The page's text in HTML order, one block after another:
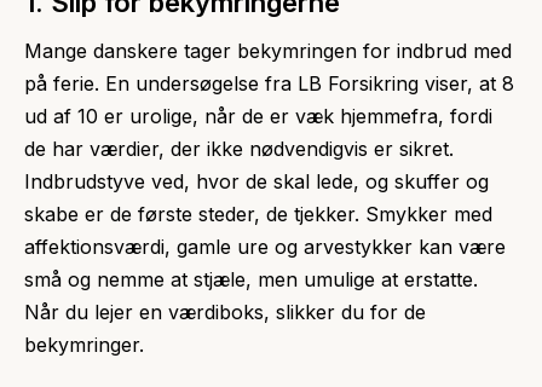
Mange danskere tager bekymringen for indbrud med
på ferie. En undersøgelse fra LB Forsikring viser, at 8
ud af 10 er urolige, når de er væk hjemmefra, fordi
de har værdier, der ikke nødvendigvis er sikret.
Indbrudstyve ved, hvor de skal lede, og skuffer og
skabe er de første steder, de tjekker. Smykker med
affektionsværdi, gamle ure og arvestykker kan være
små og nemme at stjæle, men umulige at erstatte.
Når du lejer en værdiboks, slikker du for de
bekymringer.